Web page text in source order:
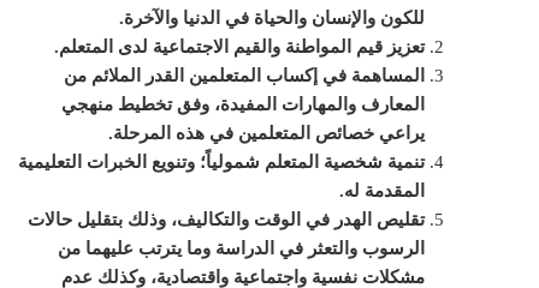
للكون والإنسان والحياة في الدنيا والآخرة.
تعزيز قيم المواطنة والقيم الاجتماعية لدى المتعلم.
المساهمة في إكساب المتعلمين القدر الملائم من
المعارف والمهارات المفيدة، وفق تخطيط منهجي
يراعي خصائص المتعلمين في هذه المرحلة.
تنمية شخصية المتعلم شمولياً؛ وتنويع الخبرات التعليمية
المقدمة له.
تقليص الهدر في الوقت والتكاليف، وذلك بتقليل حالات
الرسوب والتعثر في الدراسة وما يترتب عليهما من
مشكلات نفسية واجتماعية واقتصادية، وكذلك عدم